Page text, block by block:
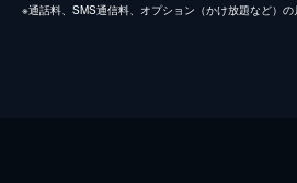
※通話料、SMS通信料、オプション（かけ放題など）の